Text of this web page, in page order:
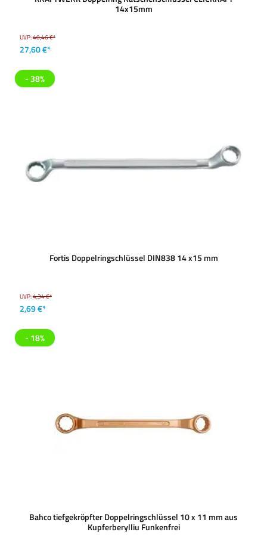
14x15mm
UVP:40,46 €*
27,60 €*
- 38%
Fortis Doppelringschlüssel DIN838 14 x15 mm
UVP:4,34 €*
2,69 €*
- 18%
Bahco tiefgekröpfter Doppelringschlüssel 10 x 11 mm aus
Kupferberylliu Funkenfrei